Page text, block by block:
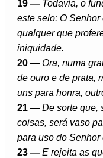
19 — Todavia, o
este selo: O
qualquer que
iniquidade.
20 — Ora, numa
de ouro e de prata,
uns para honra,
21 — De sorte que,
coisas, será vaso
para uso do Senhor
23 — E rejeita as